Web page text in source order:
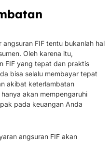
FIF tentu bukanlah hal
Oleh karena itu,
FIF yang tepat dan praktis
bisa selalu membayar tepat
akibat keterlambatan
akan mempengaruhi
pada keuangan Anda
angsuran FIF akan